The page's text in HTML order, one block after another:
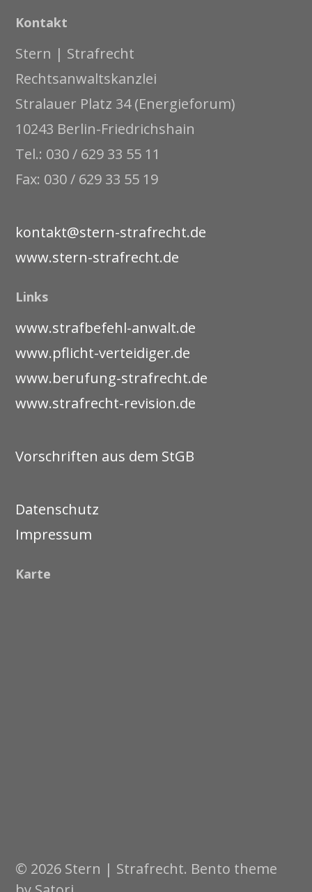
Kontakt
Stern | Strafrecht
Rechtsanwaltskanzlei
Stralauer Platz 34 (Energieforum)
10243 Berlin-Friedrichshain
Tel.: 030 / 629 33 55 11
Fax: 030 / 629 33 55 19
kontakt@stern-strafrecht.de
www.stern-strafrecht.de
Links
www.strafbefehl-anwalt.de
www.pflicht-verteidiger.de
www.berufung-strafrecht.de
www.strafrecht-revision.de
Vorschriften aus dem StGB
Datenschutz
Impressum
Karte
© 2026 Stern | Strafrecht. Bento theme